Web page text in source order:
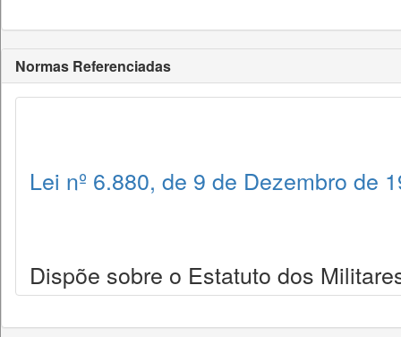
Normas Referenciadas
Lei nº 6.880, de 9 de Dezembro de
Dispõe sobre o Estatuto dos